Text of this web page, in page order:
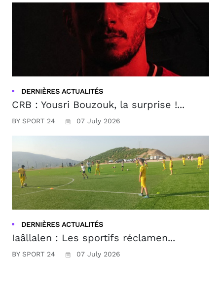
DERNIÈRES ACTUALITÉS
CRB : Yousri Bouzouk, la surprise !...
BY SPORT 24 07 July 2026
DERNIÈRES ACTUALITÉS
Iaâllalen : Les sportifs réclamen...
BY SPORT 24 07 July 2026